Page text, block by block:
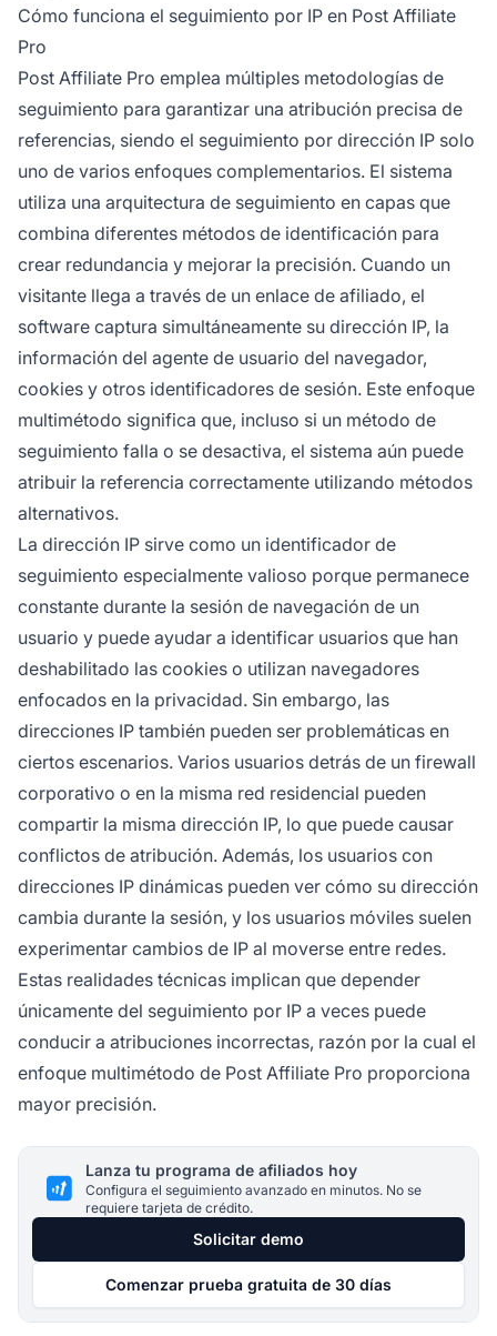
Cómo funciona el seguimiento por IP en Post Affiliate
Pro
Post Affiliate Pro emplea múltiples metodologías de
seguimiento para garantizar una atribución precisa de
referencias, siendo el seguimiento por dirección IP solo
uno de varios enfoques complementarios. El sistema
utiliza una arquitectura de seguimiento en capas que
combina diferentes métodos de identificación para
crear redundancia y mejorar la precisión. Cuando un
visitante llega a través de un enlace de afiliado, el
software captura simultáneamente su dirección IP, la
información del agente de usuario del navegador,
cookies y otros identificadores de sesión. Este enfoque
multimétodo significa que, incluso si un método de
seguimiento falla o se desactiva, el sistema aún puede
atribuir la referencia correctamente utilizando métodos
alternativos.
La dirección IP sirve como un identificador de
seguimiento especialmente valioso porque permanece
constante durante la sesión de navegación de un
usuario y puede ayudar a identificar usuarios que han
deshabilitado las cookies o utilizan navegadores
enfocados en la privacidad. Sin embargo, las
direcciones IP también pueden ser problemáticas en
ciertos escenarios. Varios usuarios detrás de un firewall
corporativo o en la misma red residencial pueden
compartir la misma dirección IP, lo que puede causar
conflictos de atribución. Además, los usuarios con
direcciones IP dinámicas pueden ver cómo su dirección
cambia durante la sesión, y los usuarios móviles suelen
experimentar cambios de IP al moverse entre redes.
Estas realidades técnicas implican que depender
únicamente del seguimiento por IP a veces puede
conducir a atribuciones incorrectas, razón por la cual el
enfoque multimétodo de Post Affiliate Pro proporciona
mayor precisión.
Lanza tu programa de afiliados hoy
Configura el seguimiento avanzado en minutos. No se
requiere tarjeta de crédito.
Solicitar demo
Comenzar prueba gratuita de 30 días